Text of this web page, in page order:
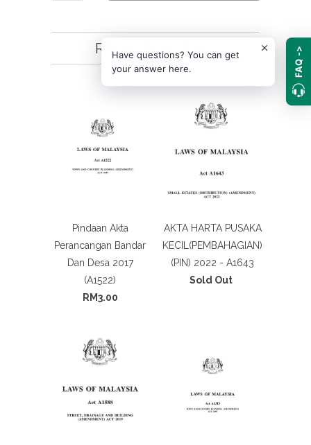
RELATED ITEMS
Pindaan Akta
Perancangan Bandar
Dan Desa 2017
(A1522)
RM3.00
AKTA HARTA PUSAKA
KECIL(PEMBAHAGIAN)
(PIN) 2022 - A1643
Sold Out
Have questions? You can get
your answer here.
FAQ ->